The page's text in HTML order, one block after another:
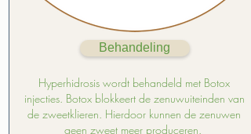
Behandeling
Hyperhidrosis wordt behandeld met Botox
injecties. Botox blokkeert de zenuwuiteinden van
de zweetklieren. Hierdoor kunnen de zenuwen
geen zweet meer produceren.